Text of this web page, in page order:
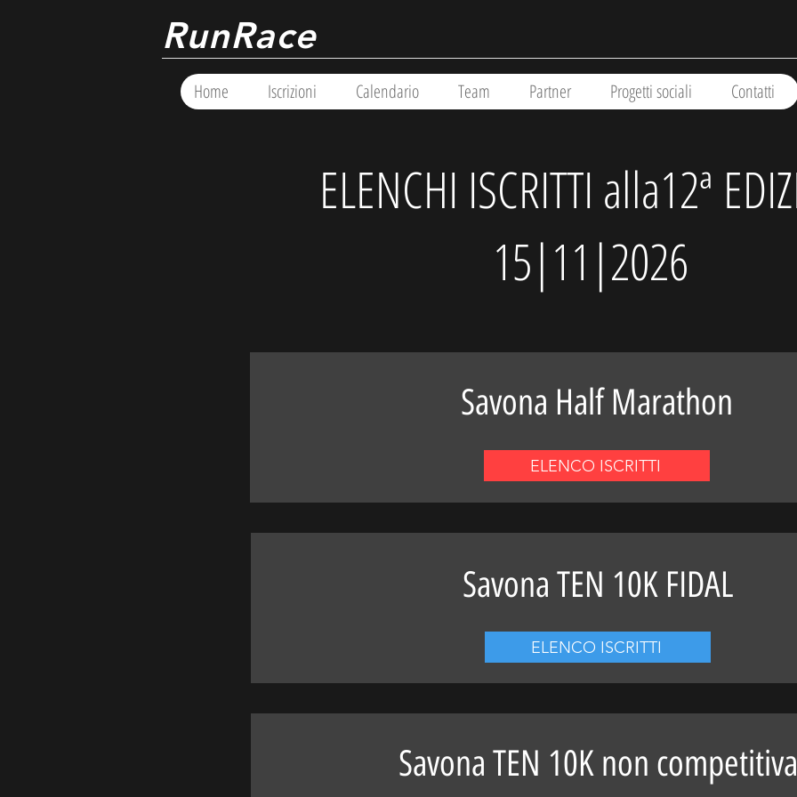
RunRace
Home Iscrizioni Calendario Team Partner Progetti sociali Contatti
ELENCHI ISCRITTI alla12ª
15|11|2026
Savona Half Marathon
ELENCO ISCRITTI
Savona TEN 10K FIDAL
ELENCO ISCRITTI
Savona TEN 10K non competitiva